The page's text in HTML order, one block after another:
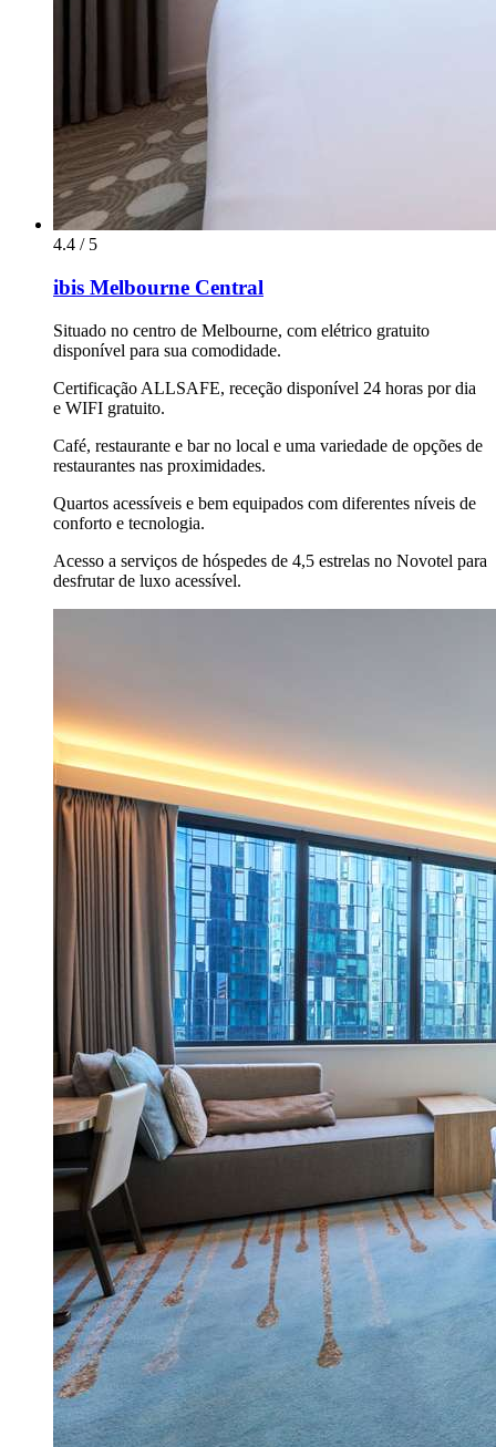
4.4 / 5
ibis Melbourne Central
Situado no centro de Melbourne, com elétrico gratuito
disponível para sua comodidade.
Certificação ALLSAFE, receção disponível 24 horas por dia
e WIFI gratuito.
Café, restaurante e bar no local e uma variedade de opções de
restaurantes nas proximidades.
Quartos acessíveis e bem equipados com diferentes níveis de
conforto e tecnologia.
Acesso a serviços de hóspedes de 4,5 estrelas no Novotel para
desfrutar de luxo acessível.